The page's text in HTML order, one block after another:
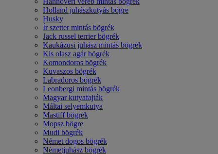
Holland juhászkutyás bögre
Husky
Ír szetter mintás bögrék
Jack russel terrier bögrék
Kaukázusi juhász mintás bögrék
Kis olasz agár bögrék
Komondoros bögrék
Kuvaszos bögrék
Labradoros bögrék
Leonbergi mintás bögrék
Magyar kutyafajták
Máltai selyemkutya
Mastiff bögrék
Mopsz bögre
Mudi bögrék
Német dogos bögrék
Németjuhász bögrék